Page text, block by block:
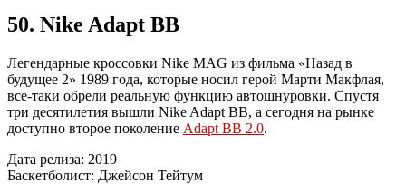
50. Nike Adapt BB
Легендарные кроссовки Nike MAG из фильма «Назад в
будущее 2» 1989 года, которые носил герой Марти Макфлая,
все-таки обрели реальную функцию автошнуровки. Спустя
три десятилетия вышли Nike Adapt BB, а сегодня на рынке
доступно второе поколение Adapt BB 2.0.
Дата релиза: 2019
Баскетболист: Джейсон Тейтум